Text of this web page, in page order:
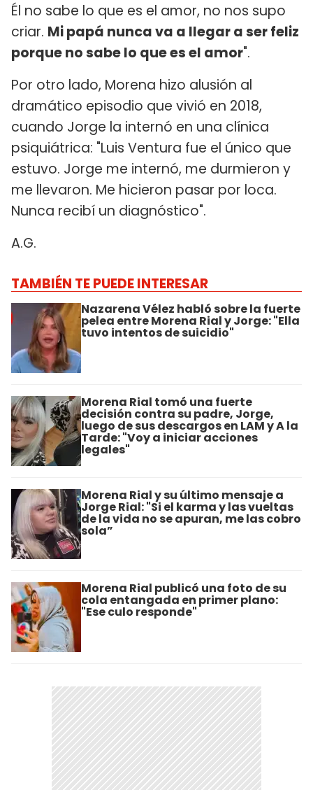
Él no sabe lo que es el amor, no nos supo
criar. Mi papá nunca va a llegar a ser feliz
porque no sabe lo que es el amor".
Por otro lado, Morena hizo alusión al
dramático episodio que vivió en 2018,
cuando Jorge la internó en una clínica
psiquiátrica: "Luis Ventura fue el único que
estuvo. Jorge me internó, me durmieron y
me llevaron. Me hicieron pasar por loca.
Nunca recibí un diagnóstico".
A.G.
TAMBIÉN TE PUEDE INTERESAR
Nazarena Vélez habló sobre la fuerte
pelea entre Morena Rial y Jorge: "Ella
tuvo intentos de suicidio"
Morena Rial tomó una fuerte
decisión contra su padre, Jorge,
luego de sus descargos en LAM y A la
Tarde: "Voy a iniciar acciones
legales"
Morena Rial y su último mensaje a
Jorge Rial: "Si el karma y las vueltas
de la vida no se apuran, me las cobro
sola”
Morena Rial publicó una foto de su
cola entangada en primer plano:
"Ese culo responde"